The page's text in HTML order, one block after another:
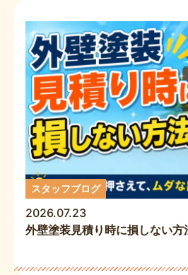
スタッフブログ
2026.07.23
外壁塗装見積り時に損しない方